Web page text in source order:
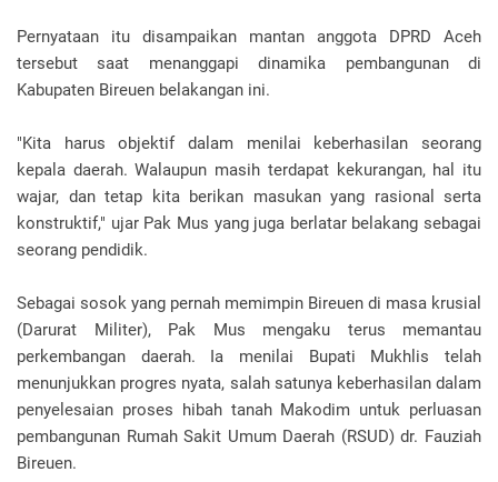
Pernyataan itu disampaikan mantan anggota DPRD Aceh
tersebut saat menanggapi dinamika pembangunan di
Kabupaten Bireuen belakangan ini.
"Kita harus objektif dalam menilai keberhasilan seorang
kepala daerah. Walaupun masih terdapat kekurangan, hal itu
wajar, dan tetap kita berikan masukan yang rasional serta
konstruktif," ujar Pak Mus yang juga berlatar belakang sebagai
seorang pendidik.
Sebagai sosok yang pernah memimpin Bireuen di masa krusial
(Darurat Militer), Pak Mus mengaku terus memantau
perkembangan daerah. Ia menilai Bupati Mukhlis telah
menunjukkan progres nyata, salah satunya keberhasilan dalam
penyelesaian proses hibah tanah Makodim untuk perluasan
pembangunan Rumah Sakit Umum Daerah (RSUD) dr. Fauziah
Bireuen.